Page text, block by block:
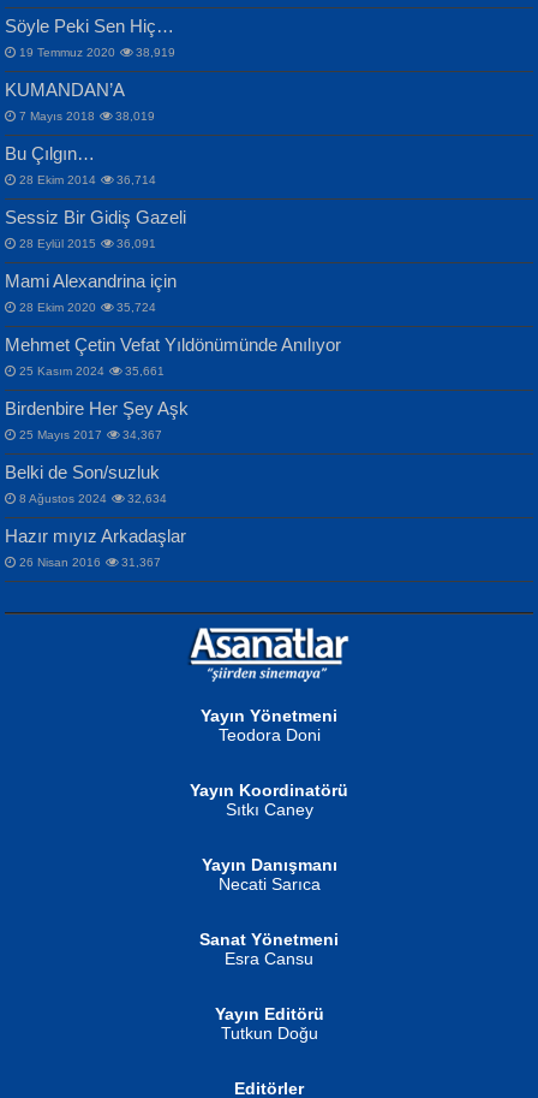
İPEK ACAR SERT
Gazze’nin Şecaati, Ümmetin İmtihanı...
MAHMUT GÜRBÜZ
İbrahim Olmak ve Bitirebilmek...
NURAN KÖSE BAYDAR
Mescid-i Aksâ Üstüne Ay!...
Selahattin Yıldız
İdrakimle Üşürken...
Songül Özel
Mahzen...
Ben Deniz Değilim ki...
ERDEM BAYAZIT
Sana, Bana, Vatanıma, Ülkemin
İnsanlarına Dair...
NAZIM HİKMET RAN
Bir Cezaevinde, Tecritteki Adamın
Mektupları...
Söyle Peki Sen Hiç…
19 Temmuz 2020 38,919
KUMANDAN’A
7 Mayıs 2018 38,019
Bu Çılgın…
28 Ekim 2014 36,714
Sessiz Bir Gidiş Gazeli
28 Eylül 2015 36,091
Mami Alexandrina için
28 Ekim 2020 35,724
Mehmet Çetin Vefat Yıldönümünde Anılıyor
25 Kasım 2024 35,661
Birdenbire Her Şey Aşk
25 Mayıs 2017 34,367
Belki de Son/suzluk
8 Ağustos 2024 32,634
Hazır mıyız Arkadaşlar
26 Nisan 2016 31,367
Yayın Yönetmeni
Teodora Doni
Yayın Koordinatörü
Sıtkı Caney
Yayın Danışmanı
Necati Sarıca
Sanat Yönetmeni
Esra Cansu
Yayın Editörü
Tutkun Doğu
Editörler